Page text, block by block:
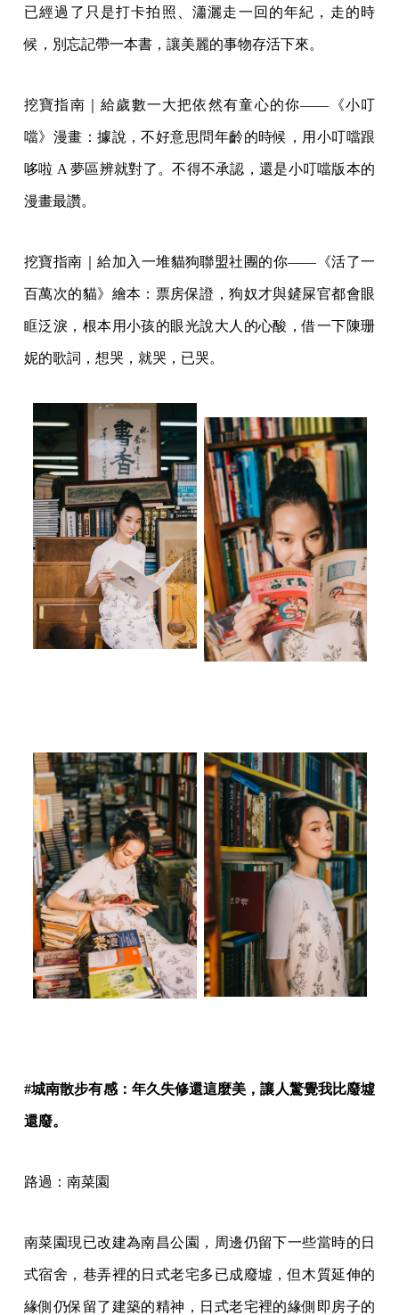
已經過了只是打卡拍照、瀟灑走一回的年紀，走的時
候，別忘記帶一本書，讓美麗的事物存活下來。
挖寶指南｜給歲數一大把依然有童心的你——《小叮
噹》漫畫：據說，不好意思問年齡的時候，用小叮噹跟
哆啦 A 夢區辨就對了。不得不承認，還是小叮噹版本的
漫畫最讚。
挖寶指南｜給加入一堆貓狗聯盟社團的你——《活了一
百萬次的貓》繪本：票房保證，狗奴才與鏟屎官都會眼
眶泛淚，根本用小孩的眼光說大人的心酸，借一下陳珊
妮的歌詞，想哭，就哭，已哭。
#城南散步有感：年久失修還這麼美，讓人驚覺我比廢墟
還廢。
路過：南菜園
南菜園現已改建為南昌公園，周邊仍留下一些當時的日
式宿舍，巷弄裡的日式老宅多已成廢墟，但木質延伸的
緣側仍保留了建築的精神，日式老宅裡的緣側即房子的